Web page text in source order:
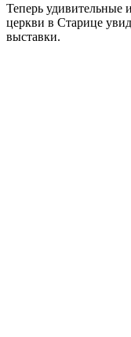
Теперь удивительные
церкви в Старице
выставки.